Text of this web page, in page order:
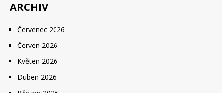
ARCHIV
Červenec 2026
Červen 2026
Květen 2026
Duben 2026